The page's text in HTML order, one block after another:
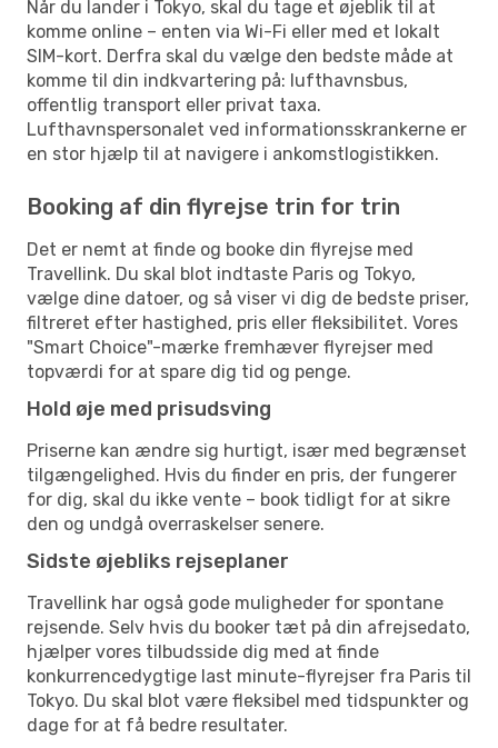
Når du lander i Tokyo, skal du tage et øjeblik til at
komme online – enten via Wi-Fi eller med et lokalt
SIM-kort. Derfra skal du vælge den bedste måde at
komme til din indkvartering på: lufthavnsbus,
offentlig transport eller privat taxa.
Lufthavnspersonalet ved informationsskrankerne er
en stor hjælp til at navigere i ankomstlogistikken.
Booking af din flyrejse trin for trin
Det er nemt at finde og booke din flyrejse med
Travellink. Du skal blot indtaste Paris og Tokyo,
vælge dine datoer, og så viser vi dig de bedste priser,
filtreret efter hastighed, pris eller fleksibilitet. Vores
"Smart Choice"-mærke fremhæver flyrejser med
topværdi for at spare dig tid og penge.
Hold øje med prisudsving
Priserne kan ændre sig hurtigt, især med begrænset
tilgængelighed. Hvis du finder en pris, der fungerer
for dig, skal du ikke vente – book tidligt for at sikre
den og undgå overraskelser senere.
Sidste øjebliks rejseplaner
Travellink har også gode muligheder for spontane
rejsende. Selv hvis du booker tæt på din afrejsedato,
hjælper vores tilbudsside dig med at finde
konkurrencedygtige last minute-flyrejser fra Paris til
Tokyo. Du skal blot være fleksibel med tidspunkter og
dage for at få bedre resultater.